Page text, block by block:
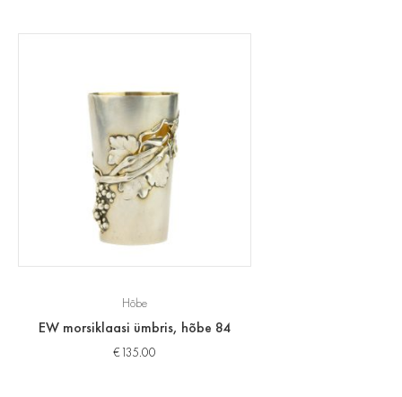
Hõbe
EW morsiklaasi ümbris, hõbe 84
€135.00